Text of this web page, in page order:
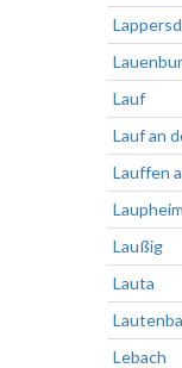
Lauf
Lauf an
Lauffen
Laupheim
Laußig
Lauta
Lebach